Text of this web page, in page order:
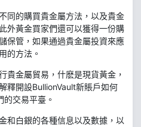
同的購買貴金屬方法，以及貴金
外黃金買家們還可以獲得一份購
保管，如果通過貴金屬投資來應
的方法。
貴金屬貿易，什麽是現貨黃金，
釋開設BullionVault新賬戶如何
交易平臺。
和白銀的各種信息以及數據，以